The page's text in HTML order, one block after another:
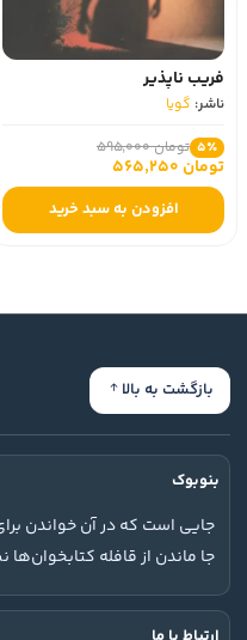
فریب ناپذیر
ناشر: گویا
5٪ تومان 595,000
تومان 565,250
افزودن به سبد خرید
بازگشت به بالا
بنوبوک
جایی است که در آن خواندن
جا ماندن از قافله کتابخوان‌ها